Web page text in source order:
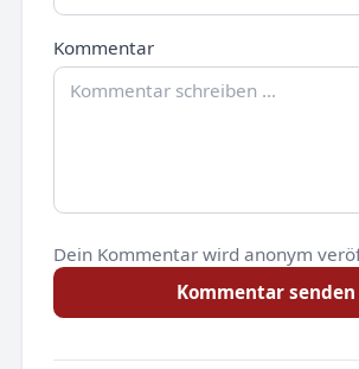
Kommentar
Dein Kommentar wird anonym
Kommentar senden